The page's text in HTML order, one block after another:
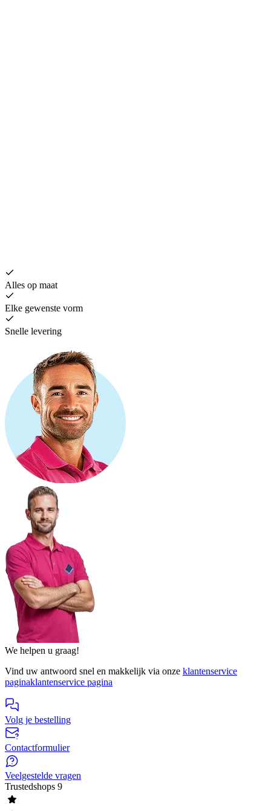
Alles op maat
Elke gewenste vorm
Snelle levering
We helpen u graag!
Vind uw antwoord snel en makkelijk via onze klantenservice
paginaklantenservice pagina
Volg je bestelling
Contactformulier
Veelgestelde vragen
Trustedshops 9